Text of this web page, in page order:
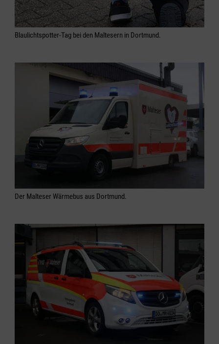
Blaulichtspotter-Tag bei den Maltesern in Dortmund.
Der Malteser Wärmebus aus Dortmund.